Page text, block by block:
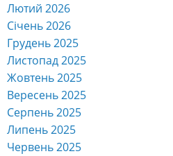
Лютий 2026
Січень 2026
Грудень 2025
Листопад 2025
Жовтень 2025
Вересень 2025
Серпень 2025
Липень 2025
Червень 2025